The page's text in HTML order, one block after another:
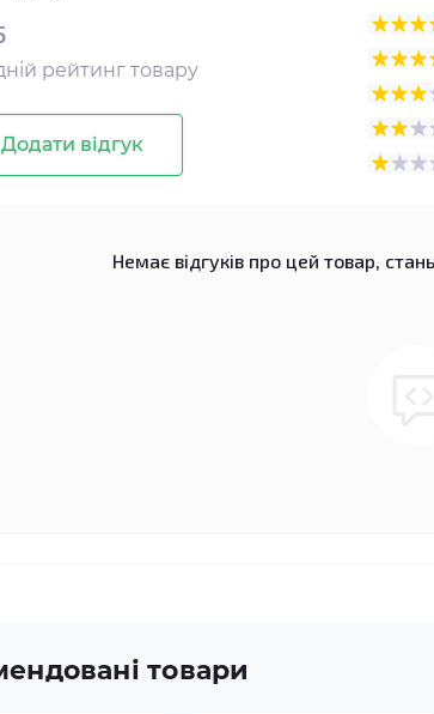
рейтинг товару
Додати відгук
Немає відгуків про цей товар,
товари